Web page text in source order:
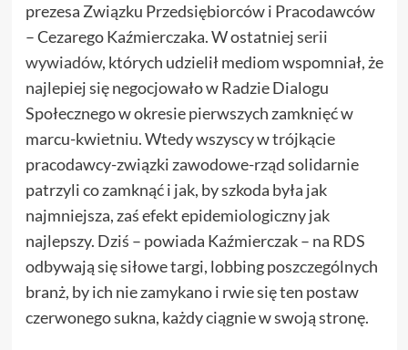
prezesa Związku Przedsiębiorców i Pracodawców
– Cezarego Kaźmierczaka. W ostatniejserii
wywiadów, których udzielił mediom wspomniał, że
najlepiej się negocjowało w Radzie Dialogu
Społecznego w okresie pierwszych zamknięć w
marcu-kwietniu. Wtedy wszyscy w trójkącie
pracodawcy-związki zawodowe-rząd solidarnie
patrzyli co zamknąć i jak, by szkoda była jak
najmniejsza, zaś efekt epidemiologiczny jak
najlepszy. Dziś – powiada Kaźmierczak – na RDS
odbywają się siłowe targi, lobbing poszczególnych
branż, by ich nie zamykano i rwie się ten postaw
czerwonego sukna, każdy ciągnie w swoją stronę.